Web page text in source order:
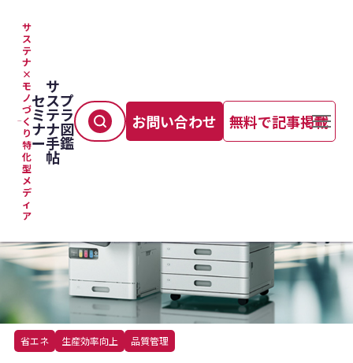
サ
ス
テ
ナ
×
モ
ノ
づ
く
り
特
化
型
メ
デ
ィ
ア
セ
ミ
ナ
ー
サ
ス
テ
ナ
手
帖
プ
ラ
図
鑑
お問い合わせ 無料で記事掲載
TOP
省エネ 生産効率向上 品質管理